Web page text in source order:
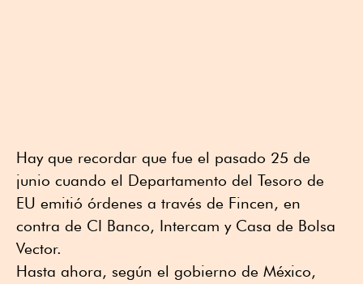
Hay que recordar que fue el pasado 25 de
junio cuando el Departamento del Tesoro de
EU emitió órdenes a través de Fincen, en
contra de CI Banco, Intercam y Casa de Bolsa
Vector.
Hasta ahora, según el gobierno de México,